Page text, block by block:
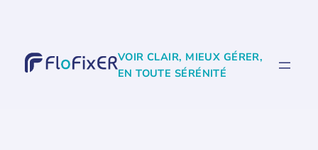
VOIR CLAIR, MIEUX GÉRER,
EN TOUTE SÉRÉNITÉ